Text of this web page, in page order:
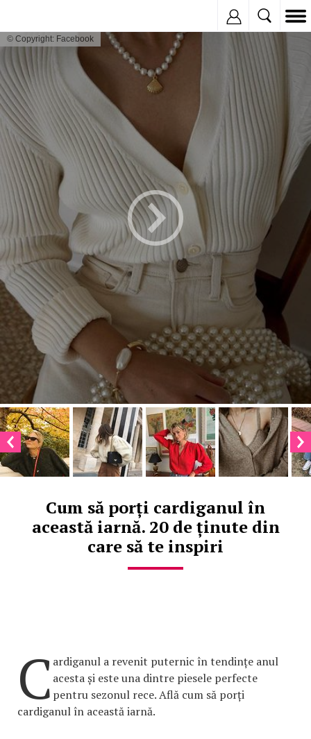
© Copyright: Facebook
Cum să porți cardiganul în
această iarnă. 20 de ținute din
care să te inspiri
C ardiganul a revenit puternic în tendințe anul
acesta și este una dintre piesele perfecte
pentru sezonul rece. Află cum să porți
cardiganul în această iarnă.